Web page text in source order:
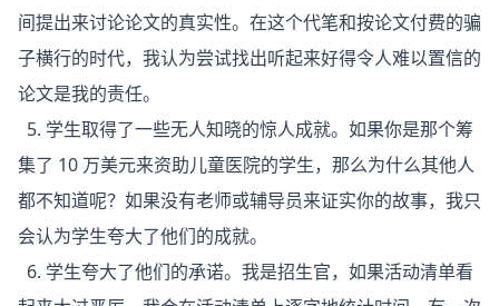
间提出来讨论论文的真实性。在这个代笔和按论文付费的骗
子横行的时代，我认为尝试找出听起来好得令人难以置信的
论文是我的责任。
5. 学生取得了一些无人知晓的惊人成就。如果你是那个筹
集了 10 万美元来资助儿童医院的学生，那么为什么其他人
都不知道呢？如果没有老师或辅导员来证实你的故事，我只
会认为学生夸大了他们的成就。
6. 学生夸大了他们的承诺。我是招生官，如果活动清单看